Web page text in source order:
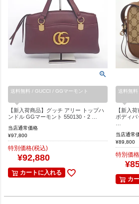
送料無料 / GUCCI / GGマーモント
【新入荷商品】グッチ アリー トップハ
ンドル GGマーモント 550130・2 …
当店通常価格
¥97,800
特別価格(税込)
¥92,880
カートに入れる
送料無
【新入
ボディ
当店通常
¥89,800
特別価
¥
カ